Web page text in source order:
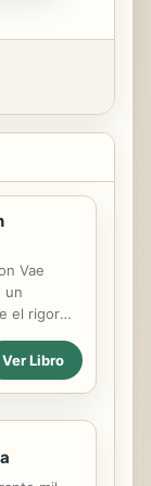
Vae
un
el rigor
humor
una de
Vae
El libro
Ver Libro